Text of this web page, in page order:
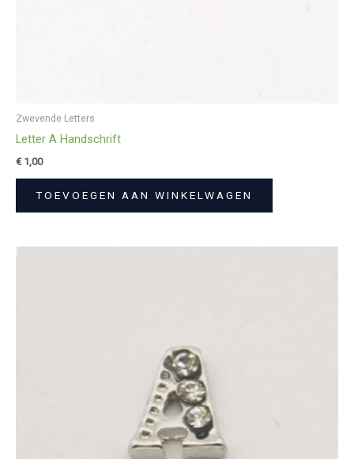
Zwevende Letters
Letter A Handschrift
€1,00
TOEVOEGEN AAN WINKELWAGEN